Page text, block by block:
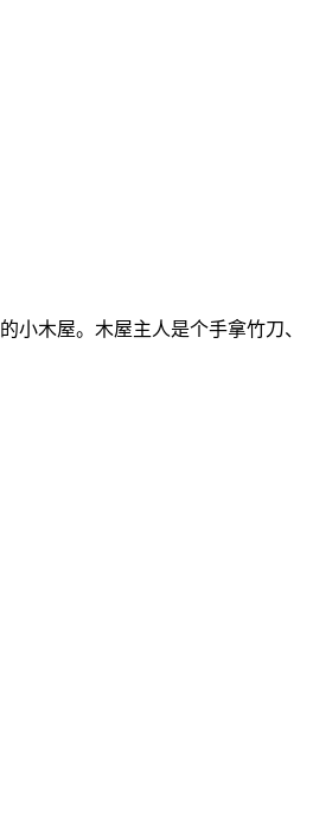
小木屋。木屋主人是个手拿竹刀、